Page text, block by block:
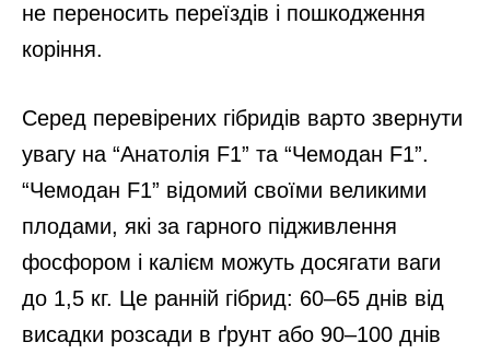
не переносить переїздів і пошкодження
коріння.
Серед перевірених гібридів варто звернути
увагу на “Анатолія F1” та “Чемодан F1”.
“Чемодан F1” відомий своїми великими
плодами, які за гарного підживлення
фосфором і калієм можуть досягати ваги
до 1,5 кг. Це ранній гібрид: 60–65 днів від
висадки розсади в ґрунт або 90–100 днів